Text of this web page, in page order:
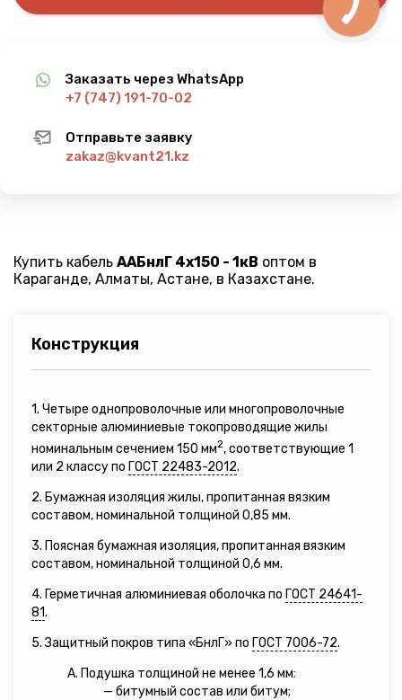
Заказать через WhatsApp
+7 (747) 191-70-02
Отправьте заявку
zakaz@kvant21.kz
Купить кабель ААБнлГ 4х150 - 1кВ оптом в
Караганде, Алматы, Астане, в Казахстане.
Конструкция
1. Четыре однопроволочные или многопроволочные
секторные алюминиевые токопроводящие жилы
номинальным сечением 150 мм2, соответствующие 1
или 2 классу по ГОСТ 22483-2012.
2. Бумажная изоляция жилы, пропитанная вязким
составом, номинальной толщиной 0,85 мм.
3. Поясная бумажная изоляция, пропитанная вязким
составом, номинальной толщиной 0,6 мм.
4. Герметичная алюминиевая оболочка по ГОСТ 24641-
81.
5. Защитный покров типа «БнлГ» по ГОСТ 7006-72.
А. Подушка толщиной не менее 1,6 мм:
— битумный состав или битум;